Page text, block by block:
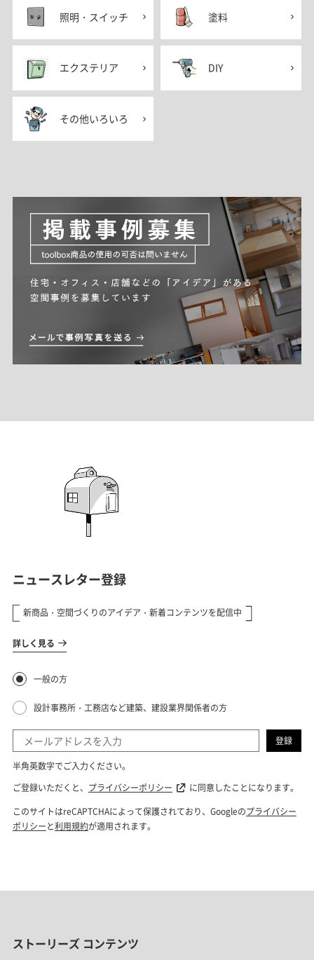
照明・スイッチ 塗料
エクステリア DIY
その他いろいろ
ストーリーズ コンテンツ